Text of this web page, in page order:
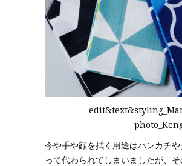
今や手や顔を拭く用途はハンカチ
って代わられてしまいましたが、